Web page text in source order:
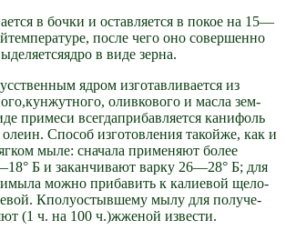
в бочки и оставляется в покое на 15—
после чего оно совер­шенно
в виде зерна.
ядром изготавливается из
оливкового и масла зем­
примеси всегдаприбавляется канифоль
Способ изготовления такойже, как и
мыле: сначала применяют более
Б и заканчивают варку 26—28° Б; для
можно прибавить к калиевой щело­
Кполуостывшему мылу для получе­
(1 ч. на 100 ч.)жженой извести.